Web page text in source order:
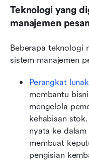
Teknologi yang
manajemen
Beberapa teknologi
sistem manajemen
Perangkat
membantu
mengelola
kehabisan
nyata ke
membuat
pengisian